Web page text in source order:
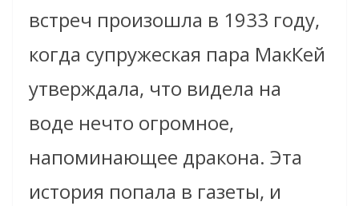
встреч произошла в 1933 году,
когда супружеская пара МакКей
утверждала, что видела на
воде нечто огромное,
напоминающее дракона. Эта
история попала в газеты, и